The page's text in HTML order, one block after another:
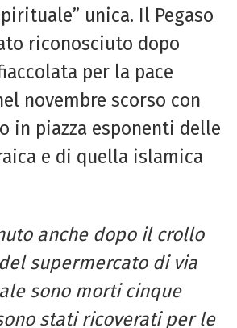
unica. Il Pegaso
riconosciuto dopo
per la pace
novembre scorso con
in piazza esponenti delle
e di quella islamica
anche dopo il crollo
supermercato di via
sono morti cinque
stati ricoverati per le